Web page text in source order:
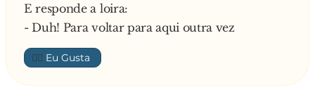
E responde a loira:
- Duh! Para voltar para aqui outra vez
👍🏼